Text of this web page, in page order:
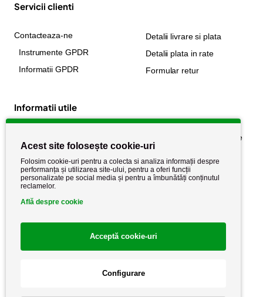
Servicii clienti
Contacteaza-ne
Instrumente GPDR
Informatii GPDR
Detalii livrare si plata
Detalii plata in rate
Formular retur
Informatii utile
Politica de cookie
Politica de confidențialitate
Termeni si conditii
Acest site folosește cookie-uri
Folosim cookie-uri pentru a colecta si analiza informații despre
performanța și utilizarea site-ului, pentru a oferi funcții
personalizate pe social media și pentru a îmbunătăți conținutul
reclamelor.
Află despre cookie
Acceptă cookie-uri
Configurare